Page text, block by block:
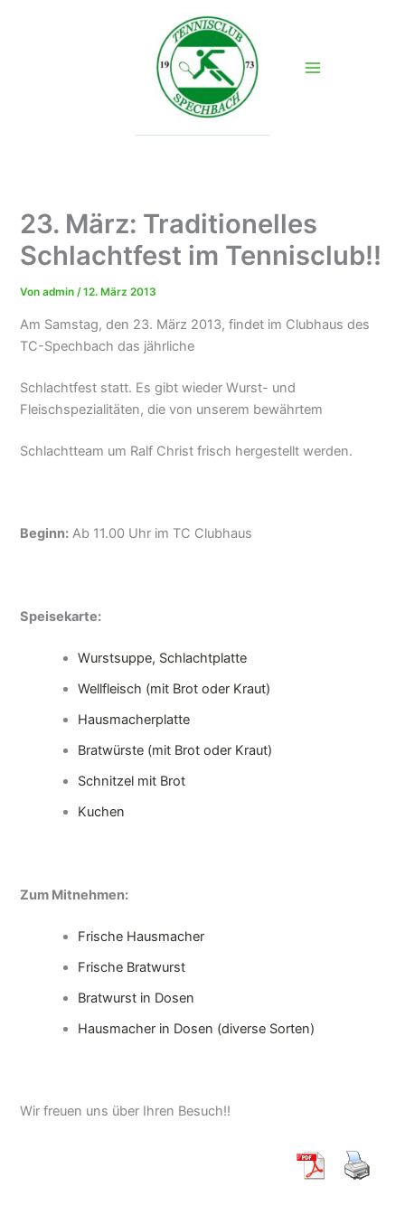
23. März: Traditionelles
Schlachtfest im Tennisclub!!
Vonadmin/12. März 2013
Am Samstag, den 23. März 2013, findet im Clubhaus des
TC-Spechbach das jährliche
Schlachtfest statt. Es gibt wieder Wurst- und
Fleischspezialitäten, die von unserem bewährtem
Schlachtteam um Ralf Christ frisch hergestellt werden.
Beginn: Ab 11.00 Uhr im TC Clubhaus
Speisekarte:
Wurstsuppe, Schlachtplatte
Wellfleisch (mit Brot oder Kraut)
Hausmacherplatte
Bratwürste (mit Brot oder Kraut)
Schnitzel mit Brot
Kuchen
Zum Mitnehmen:
Frische Hausmacher
Frische Bratwurst
Bratwurst in Dosen
Hausmacher in Dosen (diverse Sorten)
Wir freuen uns über Ihren Besuch!!